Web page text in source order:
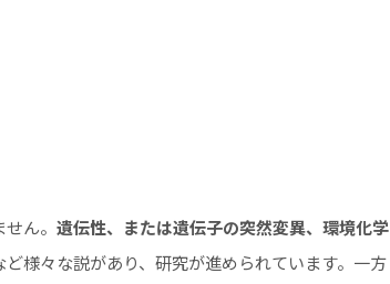
ん。 遺伝性、または遺伝子の突然変異、環境化学
ど様々な説があり、研究が進められています。一方